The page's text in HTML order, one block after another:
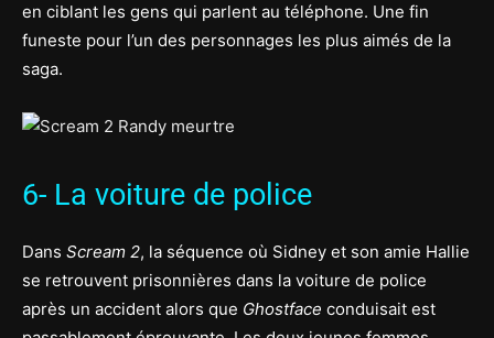
en ciblant les gens qui parlent au téléphone. Une fin
funeste pour l’un des personnages les plus aimés de la
saga.
6- La voiture de police
Dans Scream 2, la séquence où Sidney et son amie Hallie
se retrouvent prisonnières dans la voiture de police
après un accident alors que Ghostface conduisait est